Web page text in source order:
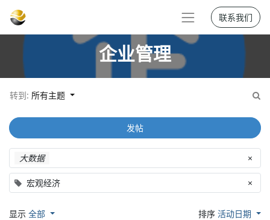
联系我们
企业管理
转到: 所有主题
大数据 ×
宏观经济 ×
发帖
显示 全部 排序活动日期